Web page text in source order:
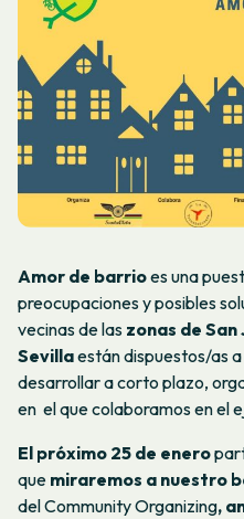
Amor de barrioes una
preocupaciones y posibles
vecinas de las zonas de San
Sevillaestán dispuestos/as
desarrollar a corto plazo,
en el que colaboramos en el
El próximo 25 de enero
que miraremos a nuestro
del Community Organizing,